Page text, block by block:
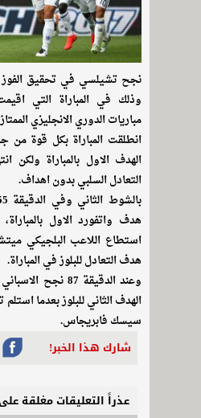
نجح تشيلسي في تحقيق الفوز
وذلك في المباراة التي
مباريات الدوري الانجليزي
انطلقت المباراة بكل قوة من
الهدف الاول بالمباراة ولكن
التعادل السلبي بدون اهداف.
استطاع اللاعب البلجيكي
هدف التعادل للبلوز في المباراة.
وعند الدقيقة 87
الهدف الثاني للبلوز بعدما
سيسك فابريجاس.
شارك هذا الخبر!
عذراً التعليقات مغلقة